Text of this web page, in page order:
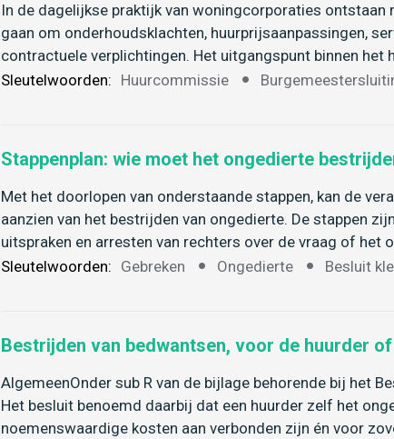
In de dagelijkse praktijk van woningcorporaties
gaan om onderhoudsklachten, huurprijsaanpassingen,
contractuele verplichtingen. Het uitgangspunt binnen
Sleutelwoorden: Huurcommissie
Stappenplan: wie moet het ongedierte
Met het doorlopen van onderstaande stappen, kan de
aanzien van het bestrijden van ongedierte. De stappen
uitspraken en arresten van rechters over de vraag of het
Sleutelwoorden: Gebreken Ongedierte Besluit
Bestrijden van bedwantsen, voor de huurder
AlgemeenOnder sub R van de bijlage behorende bij het
Het besluit benoemd daarbij dat een huurder zelf het
noemenswaardige kosten aan verbonden zijn én voor